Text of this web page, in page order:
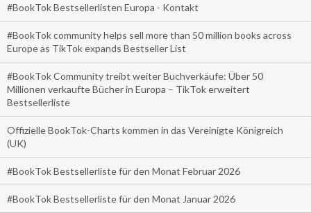
#BookTok Bestsellerlisten Europa - Kontakt
#BookTok community helps sell more than 50 million books across
Europe as TikTok expands Bestseller List
#BookTok Community treibt weiter Buchverkäufe: Über 50
Millionen verkaufte Bücher in Europa – TikTok erweitert
Bestsellerliste
Offizielle BookTok-Charts kommen in das Vereinigte Königreich
(UK)
#BookTok Bestsellerliste für den Monat Februar 2026
#BookTok Bestsellerliste für den Monat Januar 2026